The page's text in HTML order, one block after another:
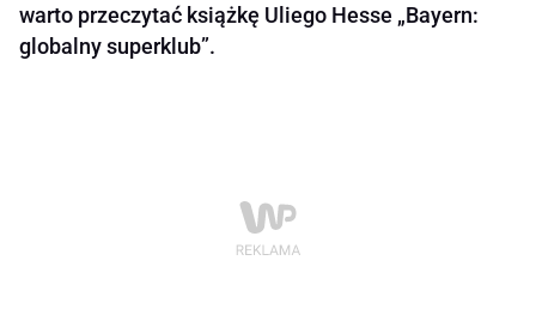
warto przeczytać książkę Uliego Hesse „Bayern:
globalny superklub”.